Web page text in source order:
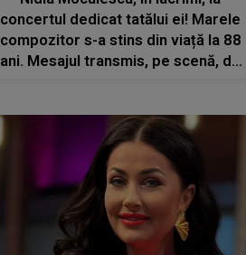
concertul dedicat tatălui ei! Marele
compozitor s-a stins din viață la 88
ani. Mesajul transmis, pe scenă, de
scrisă, prin tot ceea ce ai făcut...”